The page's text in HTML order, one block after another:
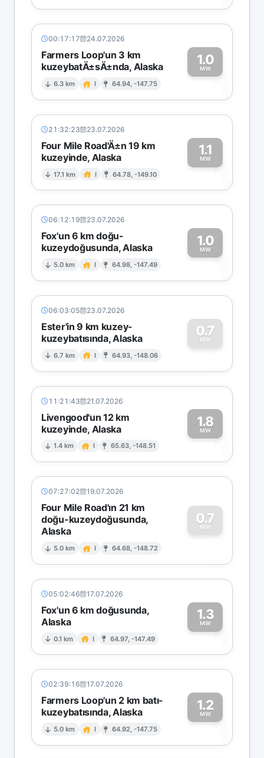
00:17:17 24.07.2026
Farmers Loop'un 3 km
kuzeybatÄ±sÄ±nda, Alaska
6.3 km I 64.94, -147.75
1.0
MW1
21:32:23 23.07.2026
Four Mile Road'Ä±n 19 km
kuzeyinde, Alaska
17.1 km I 64.78, -149.10
1.1
MW1
06:12:19 23.07.2026
Fox'un 6 km doğu-
kuzeydoğusunda, Alaska
5.0 km I 64.98, -147.49
1.0
MW1
06:03:05 23.07.2026
Ester'in 9 km kuzey-
kuzeybatısında, Alaska
6.7 km I 64.93, -148.06
0.7
MW
0
11:21:43 21.07.2026
Livengood'un 12 km
kuzeyinde, Alaska
1.4 km I 65.63, -148.51
1.8
MW1
07:27:02 19.07.2026
Four Mile Road'ın 21 km
doğu-kuzeydoğusunda,
Alaska
5.0 km I 64.68, -148.72
0.7
MW
0
05:02:46 17.07.2026
Fox'un 6 km doğusunda,
Alaska
0.1 km I 64.97, -147.49
1.3
MW1
02:39:16 17.07.2026
Farmers Loop'un 2 km batı-
kuzeybatısında, Alaska
5.0 km I 64.92, -147.75
1.2
MW1